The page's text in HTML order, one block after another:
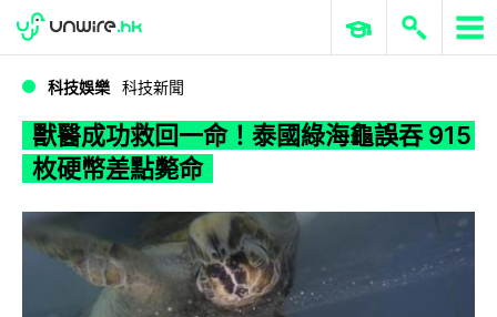
WWDC 2026 ERP 與商業 AI
科技娛樂 科技新聞
獸醫成功救回一命！泰國綠海龜誤吞 915
枚硬幣差點斃命